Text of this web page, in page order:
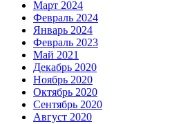
Март 2024
Февраль 2024
Январь 2024
Февраль 2023
Май 2021
Декабрь 2020
Ноябрь 2020
Октябрь 2020
Сентябрь 2020
Август 2020